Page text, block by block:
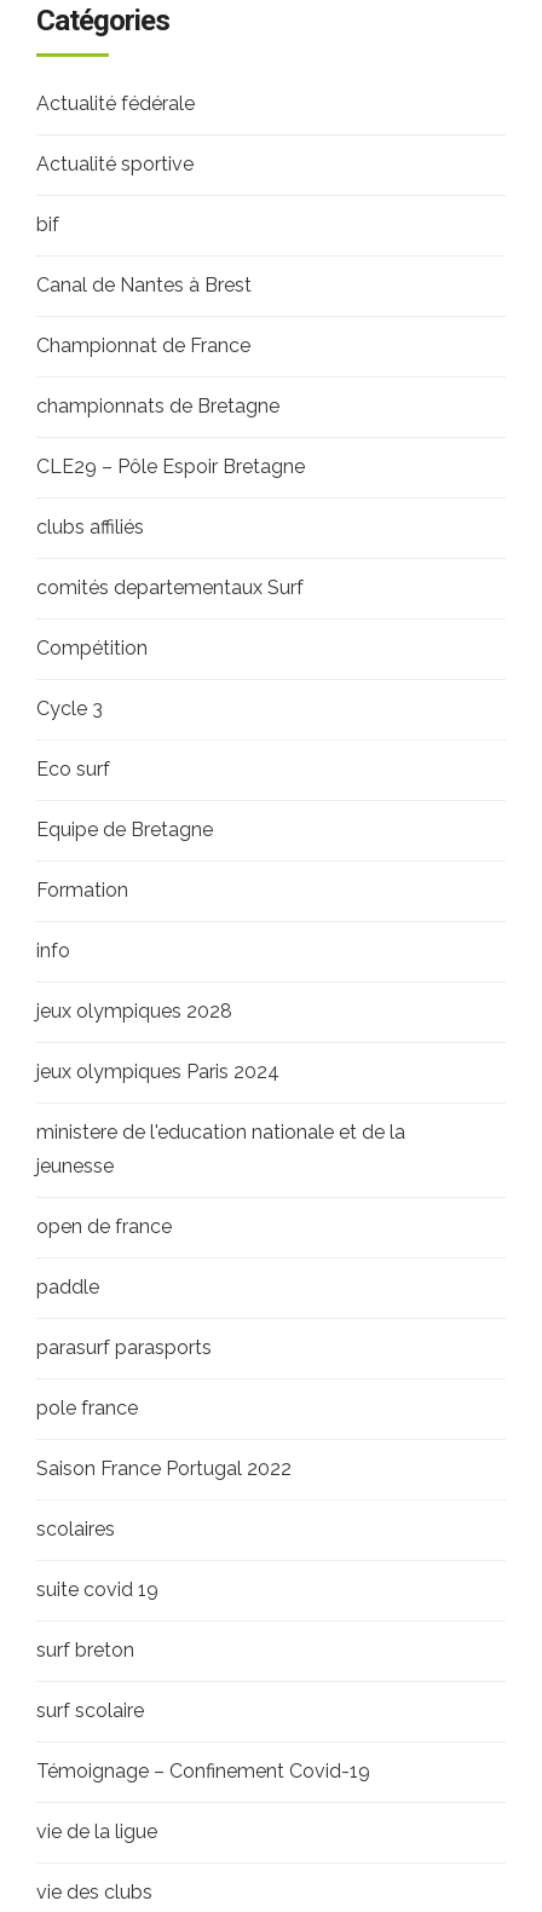
Catégories
Actualité fédérale
Actualité sportive
bif
Canal de Nantes à Brest
Championnat de France
championnats de Bretagne
CLE29 – Pôle Espoir Bretagne
clubs affiliés
comités departementaux Surf
Compétition
Cycle 3
Eco surf
Equipe de Bretagne
Formation
info
jeux olympiques 2028
jeux olympiques Paris 2024
ministere de l'education nationale et de la
jeunesse
open de france
paddle
parasurf parasports
pole france
Saison France Portugal 2022
scolaires
suite covid 19
surf breton
surf scolaire
Témoignage – Confinement Covid-19
vie de la ligue
vie des clubs